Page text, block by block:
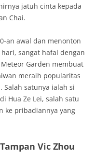
jatuh cinta kepada
Chai.
an awal dan menonton
sangat hafal dengan
Garden membuat
meraih popularitas
Salah satunya ialah si
Hua Ze Lei, salah satu
ke pribadiannya yang
Vic Zhou